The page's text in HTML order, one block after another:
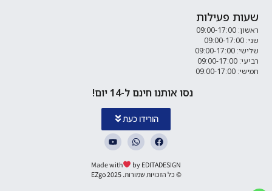
שעות פעילות
ראשון: 09:00-17:00
שני: 09:00-17:00
שלישי: 09:00-17:00
רביעי: 09:00-17:00
חמישי: 09:00-17:00
נסו אותנו חינם ל-14 יום!
הורידו כעת
Made with
by EDITADESIGN
© כל הזכויות שמורות. 2025 EZgo